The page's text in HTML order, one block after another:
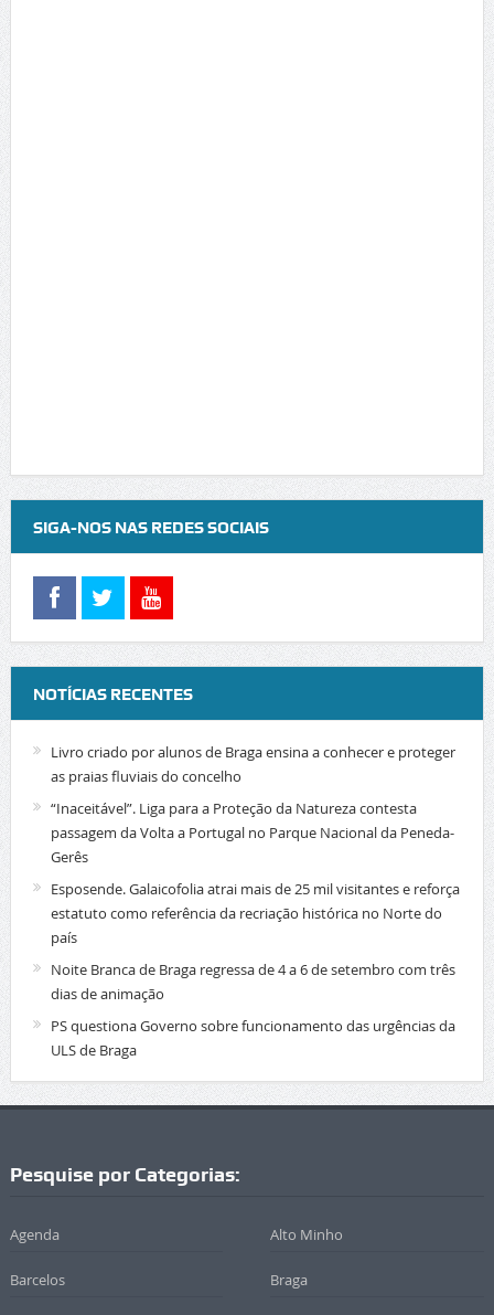
SIGA-NOS NAS REDES SOCIAIS
NOTÍCIAS RECENTES
Livro criado por alunos de Braga ensina a conhecer e proteger
as praias fluviais do concelho
“Inaceitável”. Liga para a Proteção da Natureza contesta
passagem da Volta a Portugal no Parque Nacional da Peneda-
Gerês
Esposende. Galaicofolia atrai mais de 25 mil visitantes e reforça
estatuto como referência da recriação histórica no Norte do
país
Noite Branca de Braga regressa de 4 a 6 de setembro com três
dias de animação
PS questiona Governo sobre funcionamento das urgências da
ULS de Braga
Pesquise por Categorias:
Agenda Alto Minho
Barcelos Braga